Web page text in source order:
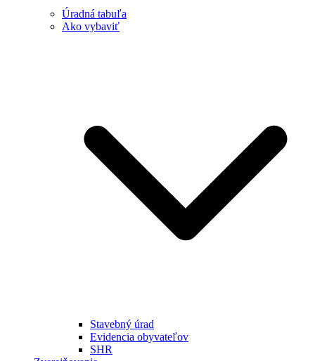
Úradná tabuľa
Ako vybaviť
Stavebný úrad
Evidencia obyvateľov
SHR